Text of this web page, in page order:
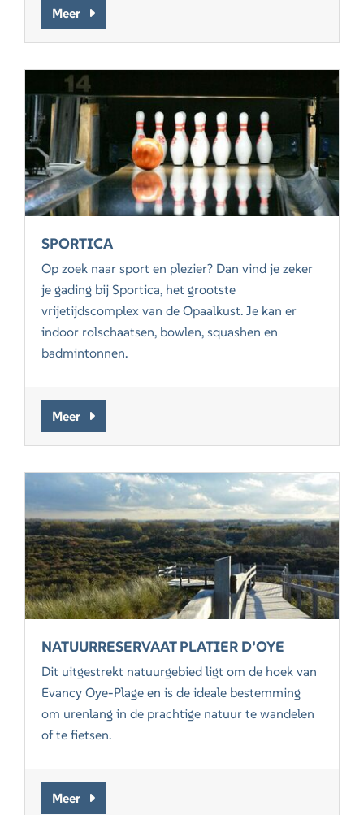
Meer
SPORTICA
Op zoek naar sport en plezier? Dan vind je zeker
je gading bij Sportica, het grootste
vrijetijdscomplex van de Opaalkust. Je kan er
indoor rolschaatsen, bowlen, squashen en
badmintonnen.
Meer
NATUURRESERVAAT PLATIER D’OYE
Dit uitgestrekt natuurgebied ligt om de hoek van
Evancy Oye-Plage en is de ideale bestemming
om urenlang in de prachtige natuur te wandelen
of te fietsen.
Meer